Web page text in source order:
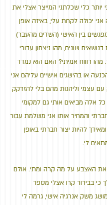
יותר כלי שכלתני המייצר אצלי את
יכולה לקחת עלי, באיזה אופן
בין האישי (השדים מהעבר)
שונים, מהו ניצחון עבורי
מהו רוווח אמיתי? האם הוא נמדד
או בהישגים אישיים עליהם אני
עם עצמי וליהנות מהם בלי להזדקק
אלה מביאים אותי גם למקומי
והמחיר אותו אני משלמת עבור
להיות יצור חברתי באופן
לי.
את האצבע על מה קרה ומתי. אולם
כי בבירור קרו אצלי מספר
משק אנרגיה אישי, גרמה לי